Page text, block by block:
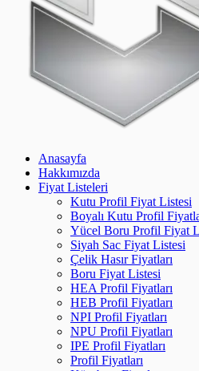
Anasayfa
Hakkımızda
Fiyat Listeleri
Kutu Profil Fiyat Listesi
Boyalı Kutu Profil
Yücel Boru Profil Fiyat
Siyah Sac Fiyat Listesi
Çelik Hasır Fiyatları
Boru Fiyat Listesi
HEA Profil Fiyatları
HEB Profil Fiyatları
NPI Profil Fiyatları
NPU Profil Fiyatları
IPE Profil Fiyatları
Profil Fiyatları